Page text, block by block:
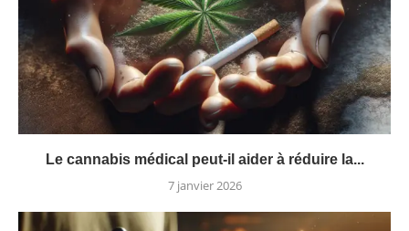
Le cannabis médical peut-il aider à réduire la...
7 janvier 2026